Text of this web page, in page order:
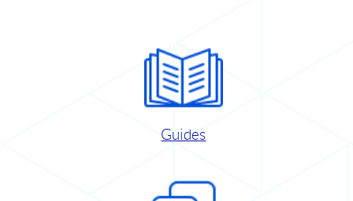
Guides